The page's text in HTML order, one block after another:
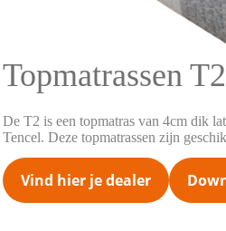
Topmatrassen T2
De T2 is een topmatras van 4cm dik
Tencel. Deze topmatrassen zijn
Vind hier je dealer